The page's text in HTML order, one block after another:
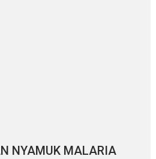
NYAMUK MALARIA